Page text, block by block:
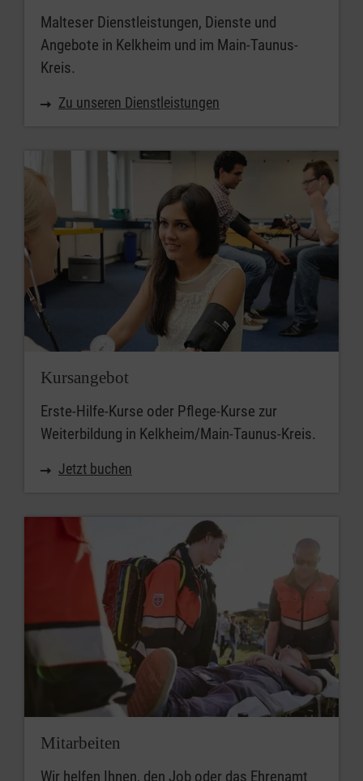
Malteser Dienstleistungen, Dienste und
Angebote in Kelkheim und im Main-Taunus-
Kreis.
Zu unseren Dienstleistungen
Kursangebot
Erste-Hilfe-Kurse oder Pflege-Kurse zur
Weiterbildung in Kelkheim/Main-Taunus-Kreis.
Jetzt buchen
Mitarbeiten
Wir helfen Ihnen, den Job oder das Ehrenamt